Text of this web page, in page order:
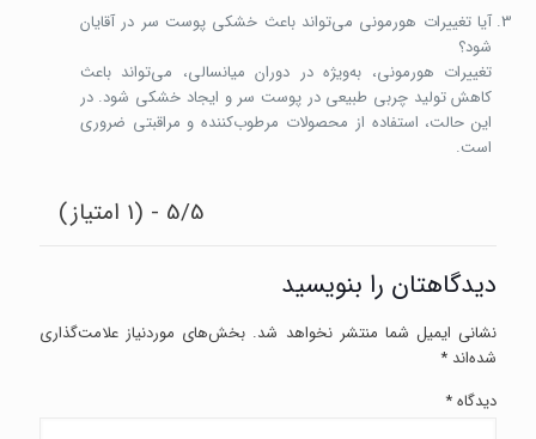
آیا تغییرات هورمونی می‌تواند باعث خشکی پوست سر در آقایان
شود؟
تغییرات هورمونی، به‌ویژه در دوران میانسالی، می‌تواند باعث
کاهش تولید چربی طبیعی در پوست سر و ایجاد خشکی شود. در
این حالت، استفاده از محصولات مرطوب‌کننده و مراقبتی ضروری
است.
5/5 - (1 امتیاز)
دیدگاهتان را بنویسید
نشانی ایمیل شما منتشر نخواهد شد. بخش‌های موردنیاز علامت‌گذاری
شده‌اند *
دیدگاه*